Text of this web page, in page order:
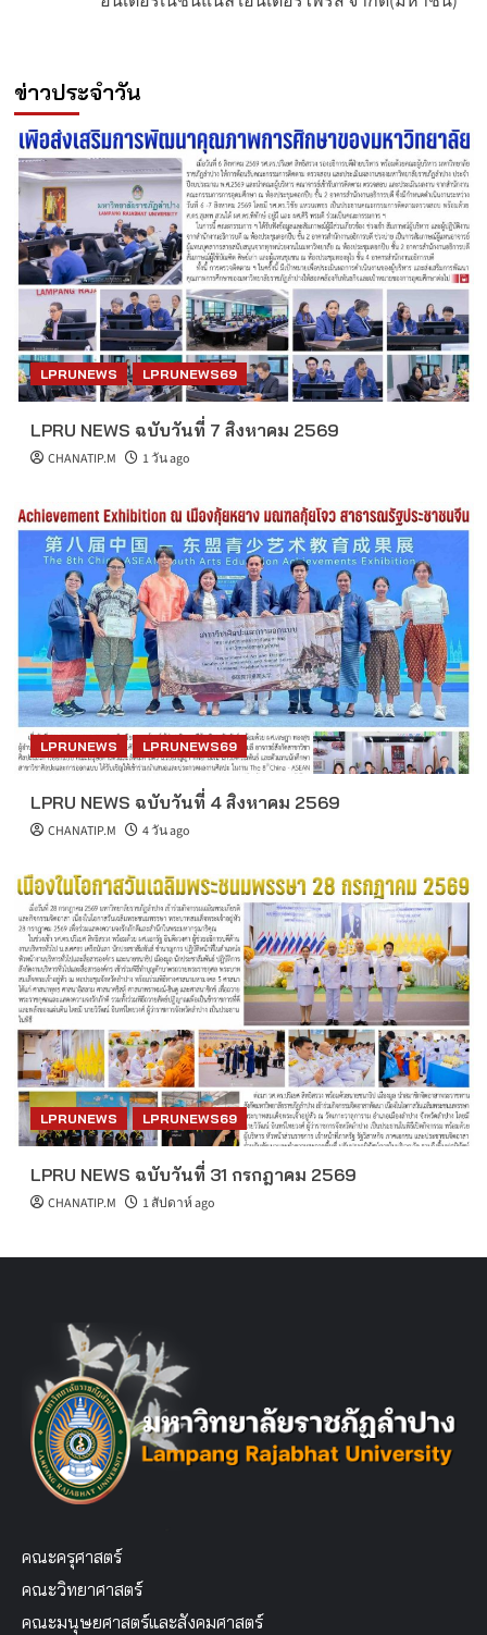
ข่าวประจำวัน
LPRUNEWS LPRUNEWS69
LPRU NEWS ฉบับวันที่ 7 สิงหาคม 2569
CHANATIP.M 1 วัน ago
LPRUNEWS LPRUNEWS69
LPRU NEWS ฉบับวันที่ 4 สิงหาคม 2569
CHANATIP.M 4 วัน ago
LPRUNEWS LPRUNEWS69
LPRU NEWS ฉบับวันที่ 31 กรกฎาคม 2569
CHANATIP.M 1 สัปดาห์ ago
คณะครุศาสตร์
คณะวิทยาศาสตร์
คณะมนุษยศาสตร์และสังคมศาสตร์